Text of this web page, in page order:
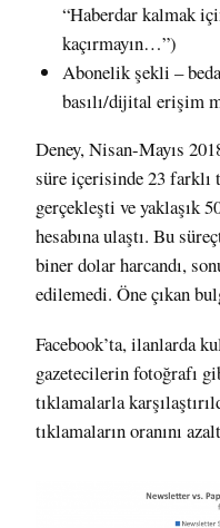
“Haberdar kalmak
kaçırmayın…”)
Abonelik şekli –
basılı/dijital erişim
Deney, Nisan-Mayıs
süre içerisinde 23 farklı
gerçekleşti ve yaklaşık
hesabına ulaştı. Bu
biner dolar harcandı,
edilemedi. Öne çıkan
Facebook’ta, ilanlarda
gazetecilerin fotoğrafı
tıklamalarla
tıklamaların oranını